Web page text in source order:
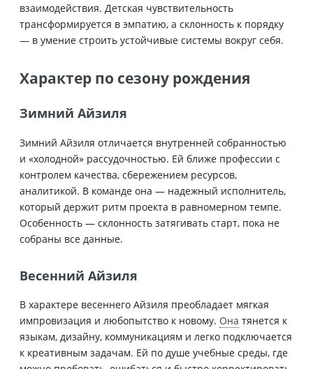
взаимодействия. Детская чувствительность
трансформируется в эмпатию, а склонность к порядку
— в умение строить устойчивые системы вокруг себя.
Характер по сезону рождения
Зимний Айзиля
Зимний Айзиля отличается внутренней собранностью
и «холодной» рассудочностью. Ей ближе профессии с
контролем качества, сбережением ресурсов,
аналитикой. В команде она — надежный исполнитель,
который держит ритм проекта в равномерном темпе.
Особенность — склонность затягивать старт, пока не
собраны все данные.
Весенний Айзиля
В характере весеннего Айзиля преобладает мягкая
импровизация и любопытство к новому. Она тянется к
языкам, дизайну, коммуникациям и легко подключается
к креативным задачам. Ей по душе учебные среды, где